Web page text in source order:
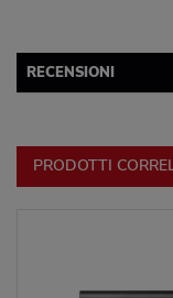
RECENSIONI
PRODOTTI